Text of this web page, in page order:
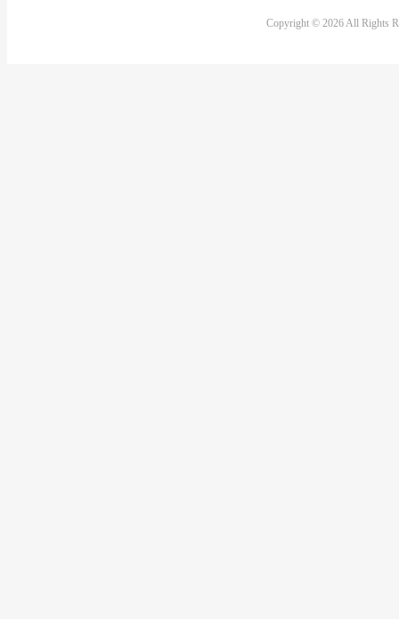
Copyright © 2026 All Rights